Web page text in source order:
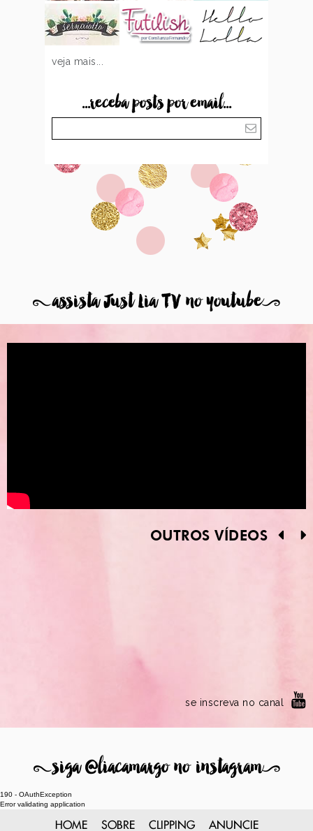
veja mais...
...receba posts por email...
8assista Just Lia TV no youtube9
OUTROS VÍDEOS
se inscreva no canal
8siga @liacamargo no instagram9
190 - OAuthException
Error validating application
HOME SOBRE CLIPPING ANUNCIE